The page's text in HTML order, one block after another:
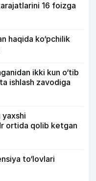
16 foizga
haqida ko‘pchilik
ikki kun o‘tib
ishlash zavodiga
yaxshi
ortida qolib ketgan
to‘lovlari